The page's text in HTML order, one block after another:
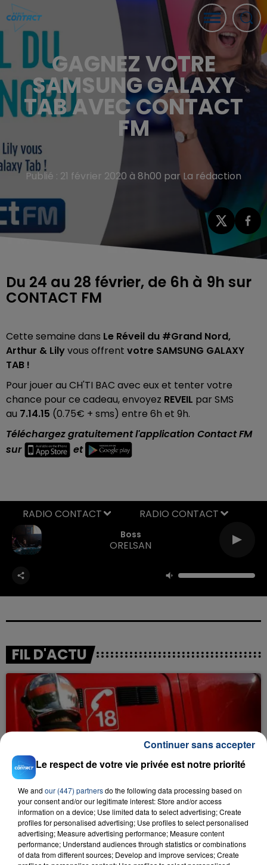
GAGNEZ VOTRE
SAMSUNG GALAXY
TAB AVEC CONTACT
FM
Publié : 21 février 2020 à 8h00 par La rédaction
Du 24 au 28 février, de 6h à 9h sur
CONTACT FM
Cette semaine dans Le Réveil du #Grand Nord,
Arthur & Lilyvous offrent votre SAMSUNG GALAXY
TAB !
Pour jouer au CH'TI BAC avec eux et tenter votre
chance pour ce cadeau, envoyez REVEIL par SMS
au 7.14.15 (0.75€ + sms) entre 6h et 9h.
Téléchargez gratuitement l'application Contact FM
sur
et
Boss
ORELSAN
RADIO CONTACT
FIL D'ACTU
23 juillet 2026
INCENDIE MORTEL À LENS : UNE FEMME ET
SON BÉBÉ ENTRE LA VIE ET LA...
Un homme s'est immolé par le feu après avoir
aspergé sa compagne et leur bébé de trois mois
d'un liquide inflammable.
Le respect de votre vie privée est notre priorité
We and our (447) partnersdo the following data processing based on
your consent and/or our legitimate interest: Store and/or access
information on a device; Use limited data to select advertising; Create
profiles for personalised advertising; Use profiles to select personalised
advertising; Measure advertising performance; Measure content
performance; Understand audiences through statistics or combinations
of data from different sources; Develop and improve services; Create
Continuer sans accepter